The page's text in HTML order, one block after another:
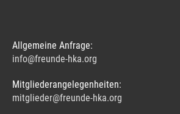
Allgemeine Anfrage:
info@freunde-hka.org
Mitgliederangelegenheiten:
mitglieder@freunde-hka.org